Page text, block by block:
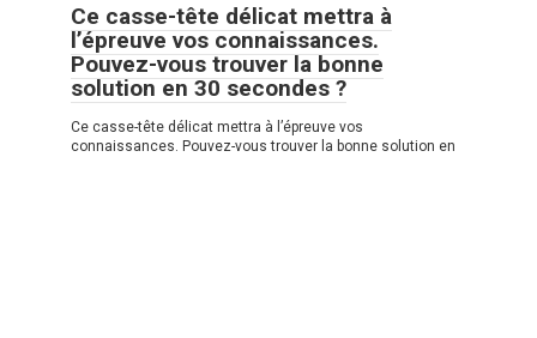
Ce casse-tête délicat mettra à
l’épreuve vos connaissances.
Pouvez-vous trouver la bonne
solution en 30 secondes ?
Ce casse-tête délicat mettra à l’épreuve vos
connaissances. Pouvez-vous trouver la bonne solution en